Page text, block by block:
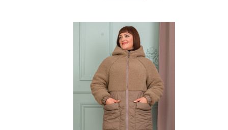
Наклейки Варіант з %